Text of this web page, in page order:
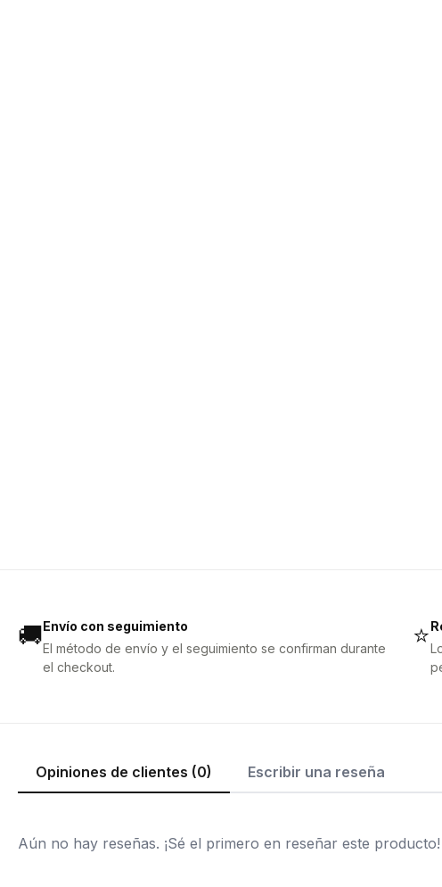
🚚Envío con seguimiento
El método de envío y el seguimiento se confirman durante
el checkout.
⭐
Opiniones de clientes (0) Escribir una reseña
Aún no hay reseñas. ¡Sé el primero en reseñar este producto!